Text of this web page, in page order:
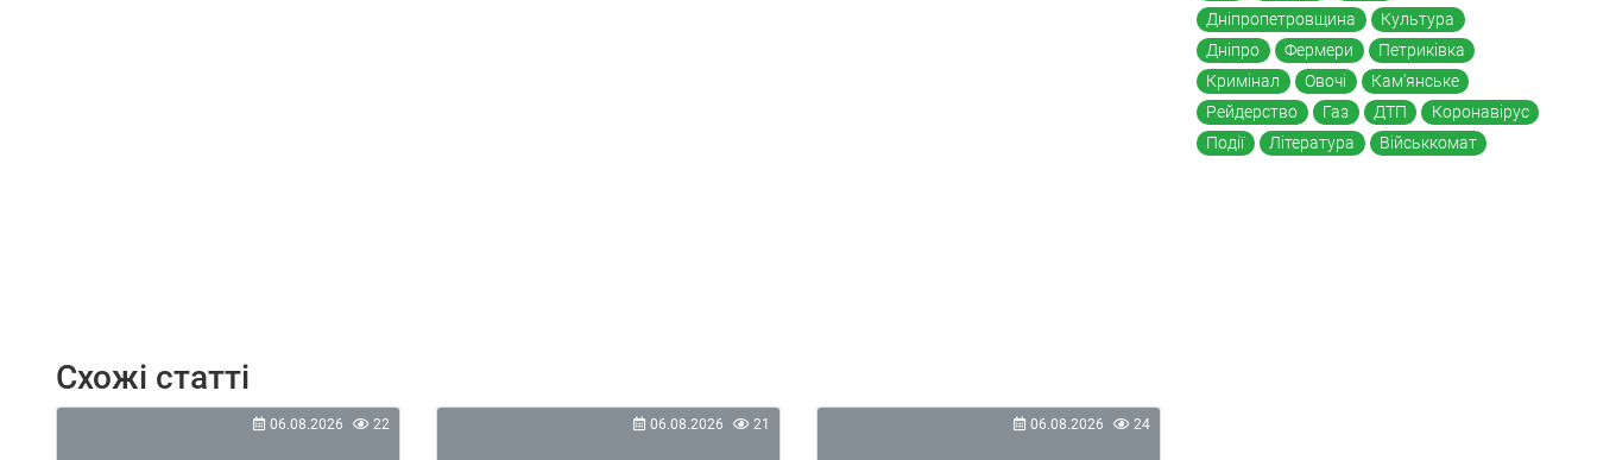
Схожі статті
06.08.2026 22 06.08.2026 21 06.08.2026 24
Дніпропетровщина
Культура
Дніпро
Фермери
Петриківка
Кримінал
Овочі
Кам'янське
Рейдерство
Газ ДТП
Коронавірус
Події
Література Військкомат